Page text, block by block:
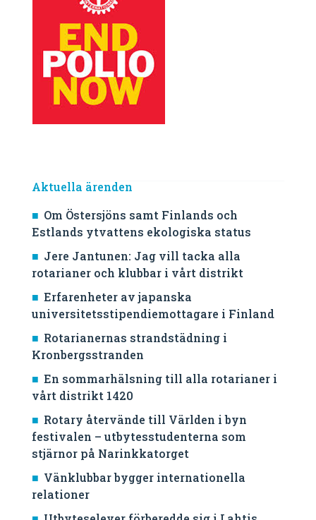
Aktuella ärenden
Om Östersjöns samt Finlands och
Estlands ytvattens ekologiska status
Jere Jantunen: Jag vill tacka alla
rotarianer och klubbar i vårt distrikt
Erfarenheter av japanska
universitetsstipendiemottagare i Finland
Rotarianernas strandstädning i
Kronbergsstranden
En sommarhälsning till alla rotarianer i
vårt distrikt 1420
Rotary återvände till Världen i byn
festivalen – utbytesstudenterna som
stjärnor på Narinkkatorget
Vänklubbar bygger internationella
relationer